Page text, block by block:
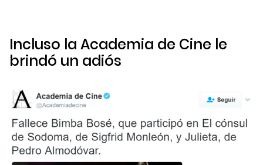
Incluso la Academia de Cine le
brindó un adiós